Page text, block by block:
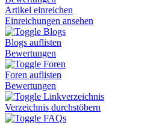
Artikel einreichen
Einreichungen ansehen
Blogs
Blogs auflisten
Bewertungen
Foren
Foren auflisten
Bewertungen
Linkverzeichnis
Verzeichnis durchstöbern
FAQs